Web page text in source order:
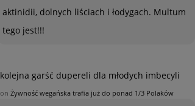
aktinidii, dolnych liściach i łodygach. Multum
tego jest!!!
kolejna garść dupereli dla młodych imbecyli
on Żywność wegańska trafia już do ponad 1/3 Polaków